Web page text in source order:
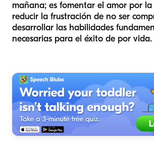
mañana; es fomentar el amor por la
reducir la frustración de no ser
desarrollar las habilidades
necesarias para el éxito de por vida.